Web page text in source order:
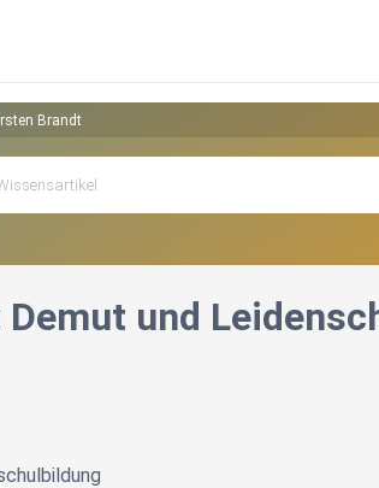
Brandt
und